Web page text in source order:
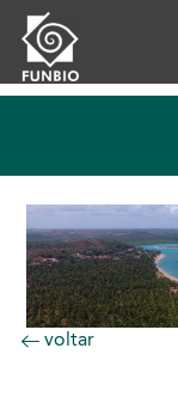
voltar